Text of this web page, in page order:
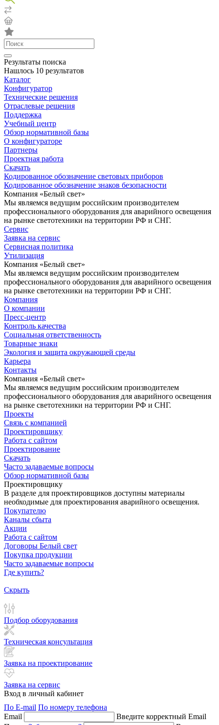
Результаты поиска
Нашлось 10 результатов
Каталог
Конфигуратор
Технические решения
Отраслевые решения
Поддержка
Учебный центр
Обзор нормативной базы
О конфигураторе
Партнеры
Проектная работа
Скачать
Кодированное обозначение световых приборов
Кодированное обозначение знаков безопасности
Компания «Белый свет»
Мы являемся ведущим российским производителем
профессионального оборудования для аварийного освещения
на рынке светотехники на территории РФ и СНГ.
Сервис
Заявка на сервис
Сервисная политика
Утилизация
Компания «Белый свет»
Мы являемся ведущим российским производителем
профессионального оборудования для аварийного освещения
на рынке светотехники на территории РФ и СНГ.
Компания
О компании
Пресс-центр
Контроль качества
Социальная ответственность
Товарные знаки
Экология и защита окружающей среды
Карьера
Контакты
Компания «Белый свет»
Мы являемся ведущим российским производителем
профессионального оборудования для аварийного освещения
на рынке светотехники на территории РФ и СНГ.
Проекты
Связь с компанией
Проектировщику
Работа с сайтом
Проектирование
Скачать
Часто задаваемые вопросы
Обзор нормативной базы
Проектировщику
В разделе для проектировщиков доступны материалы
необходимые для проектирования аварийного освещения.
Покупателю
Каналы сбыта
Акции
Работа с сайтом
Договоры Белый свет
Покупка продукции
Часто задаваемые вопросы
Где купить?
Скрыть
Подбор оборудования
Техническая консультация
Заявка на проектирование
Заявка на сервис
Вход в личный кабинет
По E-mail По номеру телефона
Email
Введите корректный Email